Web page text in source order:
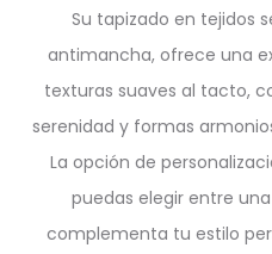
Su tapizado en tejidos
antimancha, ofrece una
texturas suaves al tacto,
serenidad y formas
La opción de
puedas elegir entre
complementa tu estilo